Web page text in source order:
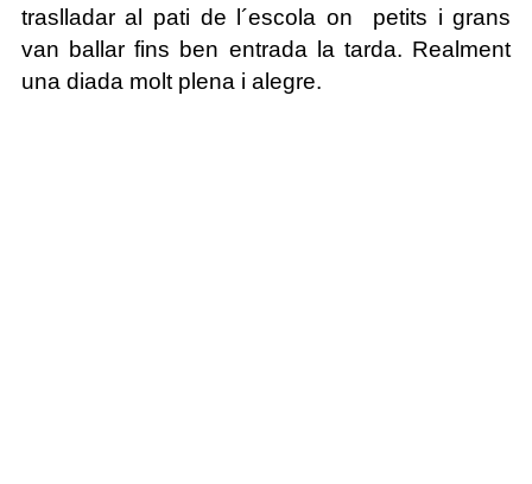
traslladar al pati de l´escola on petits i grans
van ballar fins ben entrada la tarda. Realment
una diada molt plena i alegre.